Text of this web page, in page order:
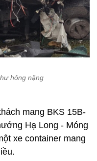
hỏng nặng
mang BKS 15B-
Hạ Long - Móng
xe container mang